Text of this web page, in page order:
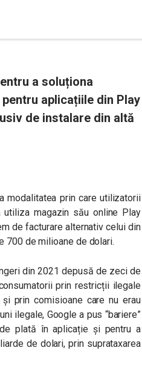
a soluționa
aplicațiile din Play
de instalare din altă
modalitatea prin care utilizatorii
magazin său online Play
de facturare alternativ celui din
700 de milioane de dolari.
din 2021 depusă de zeci de
prin restricții ilegale
prin comisioane care nu erau
ilegale, Google a pus “bariere”
plată în aplicație și pentru a
de dolari, prin suprataxarea